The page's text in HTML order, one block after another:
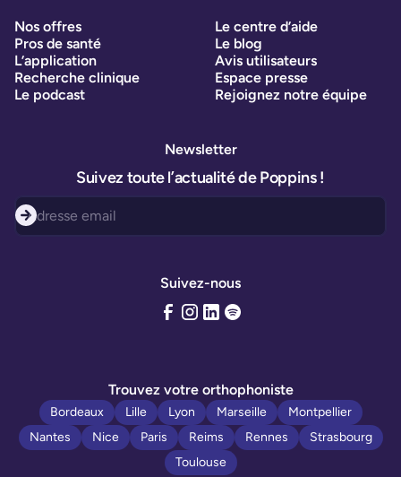
Nos offres
Pros de santé
L’application
Recherche clinique
Le podcast
Le centre d’aide
Le blog
Avis utilisateurs
Espace presse
Rejoignez notre équipe
Suivez-nous
Newsletter
Suivez toute l’actualité de Poppins !
Trouvez votre orthophoniste
Bordeaux Lille Lyon Marseille
Montpellier
Nantes
Nice Paris Reims Rennes
Strasbourg
Toulouse